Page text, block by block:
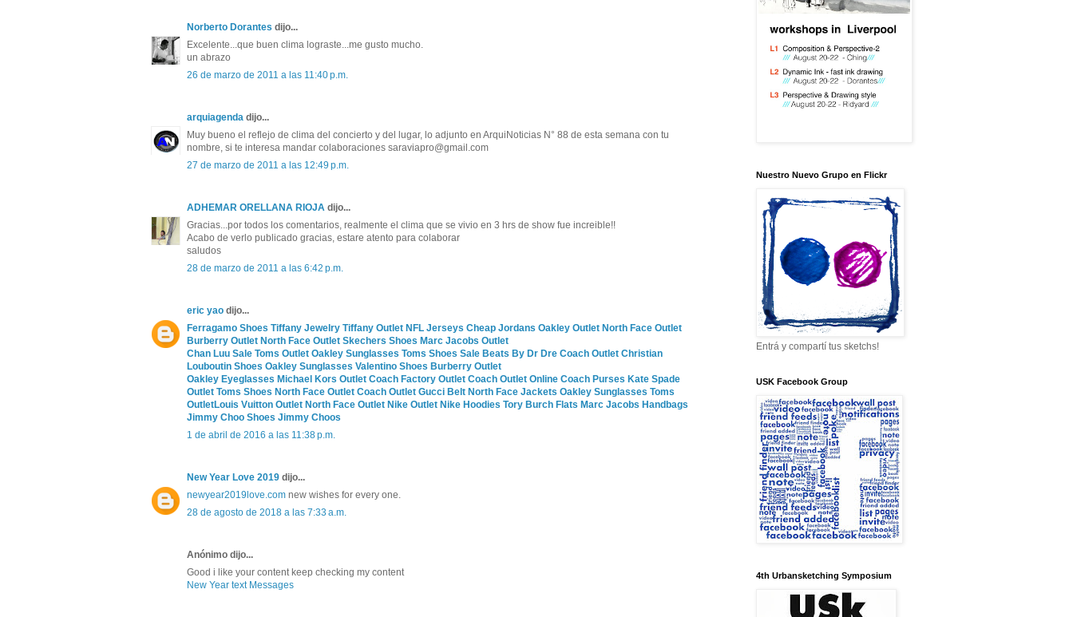
Norberto Dorantes dijo...
Excelente...que buen clima lograste...me gusto mucho.
un abrazo
26 de marzo de 2011 a las 11:40 p.m.
arquiagenda dijo...
Muy bueno el reflejo de clima del concierto y del lugar, lo adjunto en ArquiNoticias N° 88 de esta semana con tu
nombre, si te interesa mandar colaboraciones saraviapro@gmail.com
27 de marzo de 2011 a las 12:49 p.m.
ADHEMAR ORELLANA RIOJA dijo...
Gracias...por todos los comentarios, realmente el clima que se vivio en 3 hrs de show fue increible!!
Acabo de verlo publicado gracias, estare atento para colaborar
saludos
28 de marzo de 2011 a las 6:42 p.m.
eric yao dijo...
Ferragamo Shoes Tiffany Jewelry Tiffany Outlet NFL Jerseys Cheap Jordans Oakley Outlet North Face Outlet
Burberry Outlet North Face Outlet Skechers Shoes Marc Jacobs Outlet
Chan Luu Sale Toms Outlet Oakley Sunglasses Toms Shoes Sale Beats By Dr Dre Coach Outlet Christian
Louboutin Shoes Oakley Sunglasses Valentino Shoes Burberry Outlet
Oakley Eyeglasses Michael Kors Outlet Coach Factory Outlet Coach Outlet Online Coach Purses Kate Spade
Outlet Toms Shoes North Face Outlet Coach Outlet Gucci Belt North Face Jackets Oakley Sunglasses Toms
OutletLouis Vuitton Outlet North Face Outlet Nike Outlet Nike Hoodies Tory Burch Flats Marc Jacobs Handbags
Jimmy Choo Shoes Jimmy Choos
1 de abril de 2016 a las 11:38 p.m.
New Year Love 2019 dijo...
newyear2019love.com new wishes for every one.
28 de agosto de 2018 a las 7:33 a.m.
Anónimo dijo...
Good i like your content keep checking my content
New Year text Messages
Nuestro Nuevo Grupo en Flickr
Entrá y compartí tus sketchs!
USK Facebook Group
4th Urbansketching Symposium